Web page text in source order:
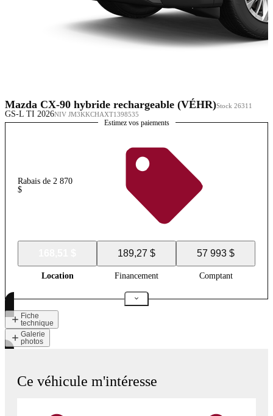
Mazda CX-90 hybride rechargeable (VÉHR)Stock 26311
GS-L TI 2026NIV JM3KKCHAXT1398535
Estimez vos paiements
Rabais de 2 870
$
189,27 $ 57 993 $
Location Financement Comptant
Fiche
technique
Galerie
photos
Ce véhicule m'intéresse